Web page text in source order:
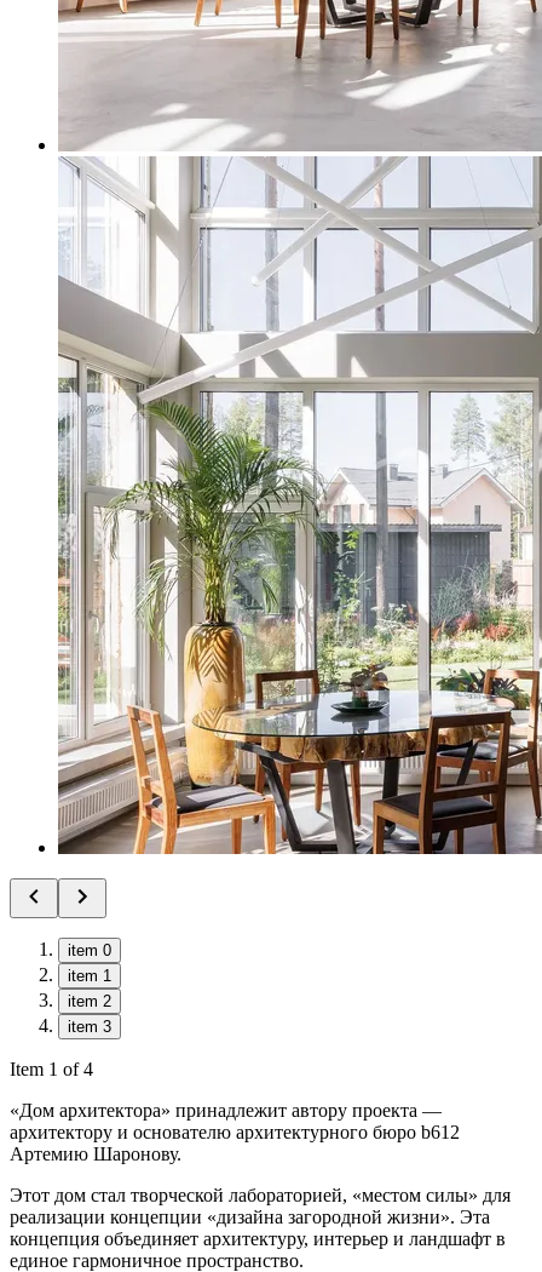
item 0
item 1
item 2
item 3
Item 1 of 4
«Дом архитектора» принадлежит автору проекта —
архитектору и основателю архитектурного бюро b612
Артемию Шаронову.
Этот дом стал творческой лабораторией, «местом силы» для
реализации концепции «дизайна загородной жизни». Эта
концепция объединяет архитектуру, интерьер и ландшафт в
единое гармоничное пространство.